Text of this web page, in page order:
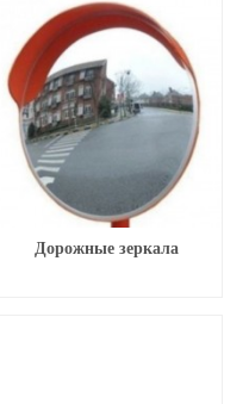
Дорожные зеркала